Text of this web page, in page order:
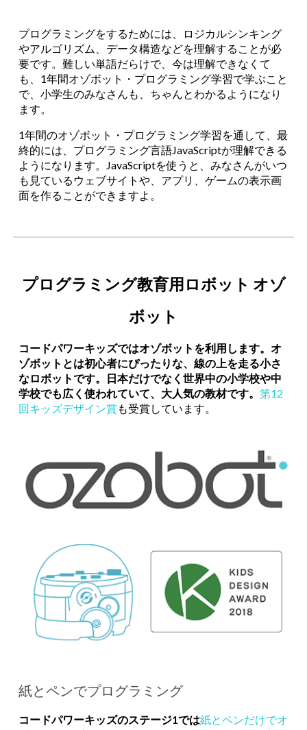
プログラミングをするためには、ロジカルシンキング
やアルゴリズム、データ構造などを理解することが必
要です。難しい単語だらけで、今は理解できな くて
も
、1年間オゾボット・プログラミング学習で学ぶこと
で、小学生のみなさんも、ちゃんとわかるようになり
ます。
1年間のオゾボット・プログラミング学習を通して
、最
終的には、プログラミング言語JavaScriptが理解できる
ようになります。JavaScriptを使うと、みなさんがいつ
も見ているウェブサイトや、アプリ、ゲームの表示画
面を作ることができますよ。
プログラミング教育用ロボット オゾ
ボット
コードパワーキッズではオゾボットを利用します。オ
ゾボットとは初心者にぴったりな、線の上を走る小さ
なロボットです。日本だけでなく世界中の小学校や中
学校でも広く使われていて、大人気の教材です。第12
回キッズデザイン賞 も受賞しています。
紙とペンでプログラミング
コードパワーキッズのステージ1では紙とペンだけでオ